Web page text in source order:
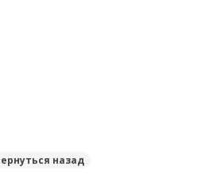
назад